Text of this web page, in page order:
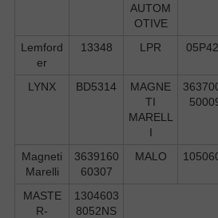
AUTOM
OTIVE
Lemford
er
13348 LPR
LYNX BD5314
MAGNE
TI
MARELL
I
Magneti
Marelli
3639160
60307
MALO
MASTE
R-
1304603
8052NS